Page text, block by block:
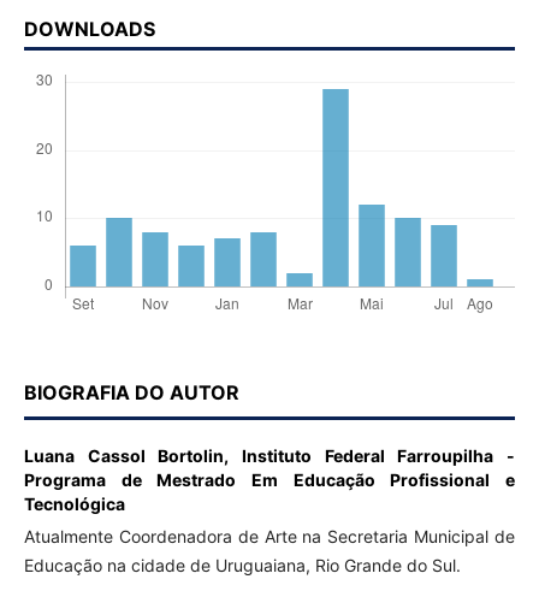
DOWNLOADS
BIOGRAFIA DO AUTOR
Luana Cassol Bortolin, Instituto Federal Farroupilha -
Programa de Mestrado Em Educação Profissional e
Tecnológica
Atualmente Coordenadora de Arte na Secretaria Municipal de
Educação na cidade de Uruguaiana, Rio Grande do Sul.